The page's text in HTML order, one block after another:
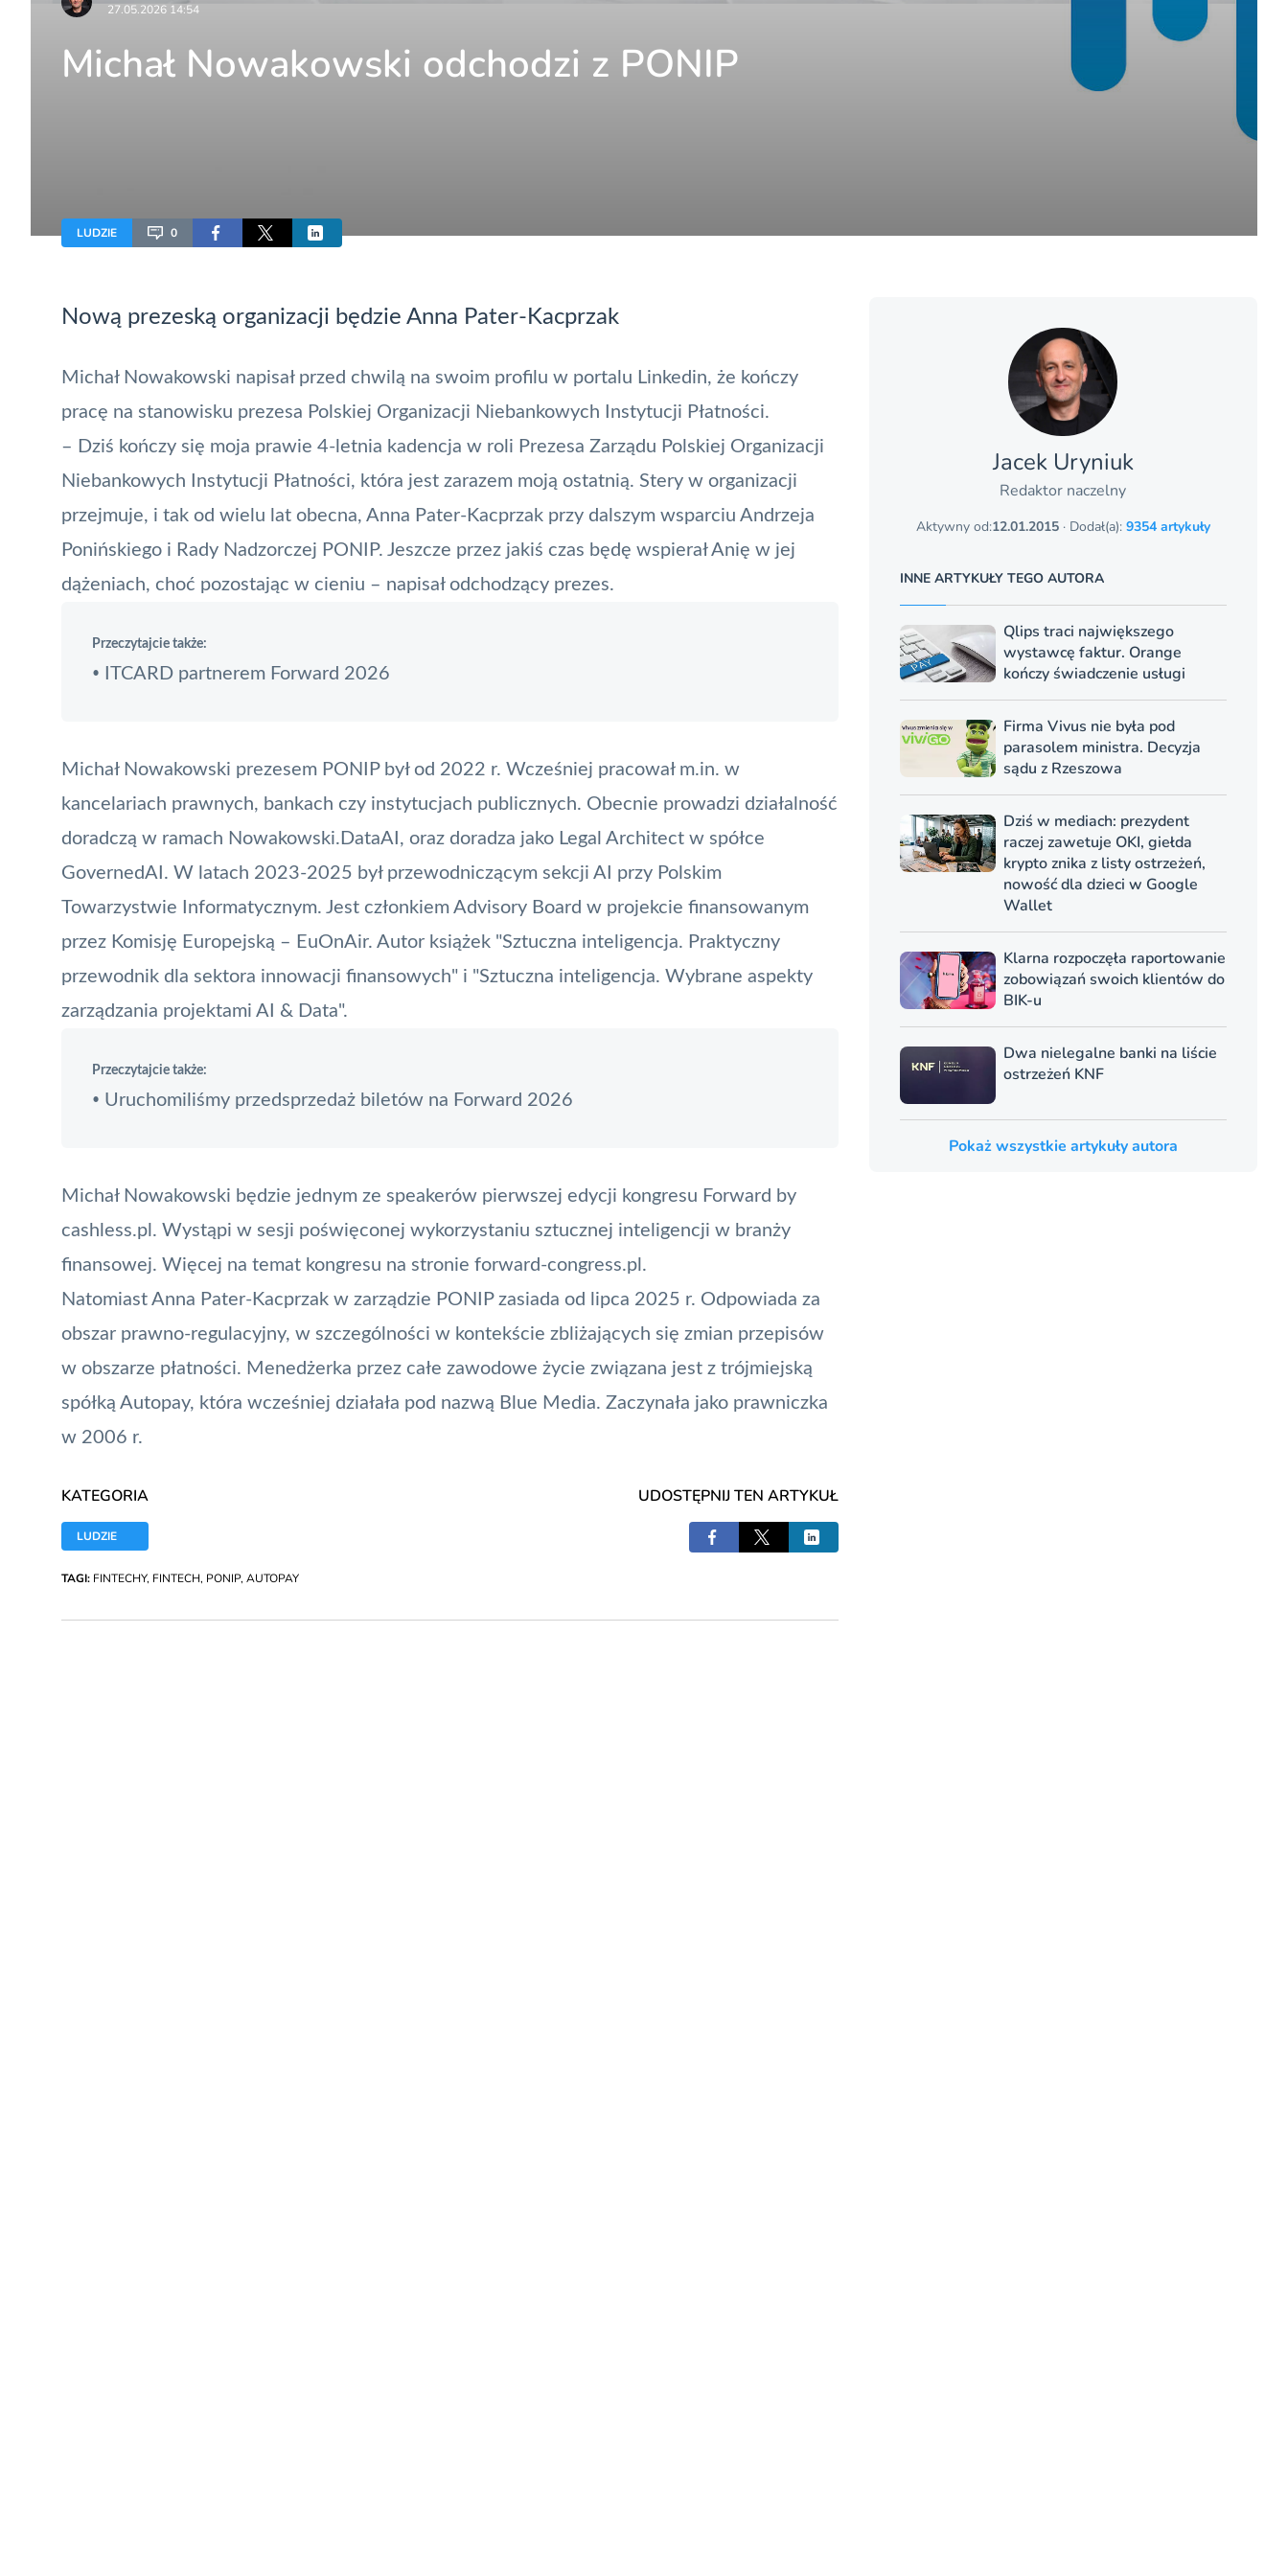
27.05.2026 14:54
Michał Nowakowski odchodzi z PONIP
LUDZIE 0
Nową prezeską organizacji będzie Anna Pater-Kacprzak
Michał Nowakowski napisał przed chwilą na swoim profilu w portalu Linkedin, że kończy
pracę na stanowisku prezesa Polskiej Organizacji Niebankowych Instytucji Płatności.
– Dziś kończy się moja prawie 4-letnia kadencja w roli Prezesa Zarządu Polskiej Organizacji
Niebankowych Instytucji Płatności, która jest zarazem moją ostatnią. Stery w organizacji
przejmuje, i tak od wielu lat obecna, Anna Pater-Kacprzak przy dalszym wsparciu Andrzeja
Ponińskiego i Rady Nadzorczej PONIP. Jeszcze przez jakiś czas będę wspierał Anię w jej
dążeniach, choć pozostając w cieniu – napisał odchodzący prezes.
Przeczytajcie także:
• ITCARD partnerem Forward 2026
Michał Nowakowski prezesem PONIP był od 2022 r. Wcześniej pracował m.in. w
kancelariach prawnych, bankach czy instytucjach publicznych. Obecnie prowadzi działalność
doradczą w ramach Nowakowski.DataAI, oraz doradza jako Legal Architect w spółce
GovernedAI. W latach 2023-2025 był przewodniczącym sekcji AI przy Polskim
Towarzystwie Informatycznym. Jest członkiem Advisory Board w projekcie finansowanym
przez Komisję Europejską – EuOnAir. Autor książek "Sztuczna inteligencja. Praktyczny
przewodnik dla sektora innowacji finansowych" i "Sztuczna inteligencja. Wybrane aspekty
zarządzania projektami AI & Data".
Przeczytajcie także:
• Uruchomiliśmy przedsprzedaż biletów na Forward 2026
Michał Nowakowski będzie jednym ze speakerów pierwszej edycji kongresu Forward by
cashless.pl. Wystąpi w sesji poświęconej wykorzystaniu sztucznej inteligencji w branży
finansowej. Więcej na temat kongresu na stronie forward-congress.pl .
Natomiast Anna Pater-Kacprzak w zarządzie PONIP zasiada od lipca 2025 r. Odpowiada za
obszar prawno-regulacyjny, w szczególności w kontekście zbliżających się zmian przepisów
w obszarze płatności. Menedżerka przez całe zawodowe życie związana jest z trójmiejską
spółką Autopay, która wcześniej działała pod nazwą Blue Media. Zaczynała jako prawniczka
w 2006 r.
KATEGORIA
LUDZIE
UDOSTĘPNIJ TEN ARTYKUŁ
TAGI: FINTECHY, FINTECH, PONIP, AUTOPAY
Jacek Uryniuk
Redaktor naczelny
Aktywny od:12.01.2015· Dodał(a): 9354 artykuły
INNE ARTYKUŁY TEGO AUTORA
Qlips traci największego
wystawcę faktur. Orange
kończy świadczenie usługi
Firma Vivus nie była pod
parasolem ministra. Decyzja
sądu z Rzeszowa
Dziś w mediach: prezydent
raczej zawetuje OKI, giełda
krypto znika z listy ostrzeżeń,
nowość dla dzieci w Google
Wallet
Klarna rozpoczęła raportowanie
zobowiązań swoich klientów do
BIK-u
Dwa nielegalne banki na liście
ostrzeżeń KNF
Pokaż wszystkie artykuły autora